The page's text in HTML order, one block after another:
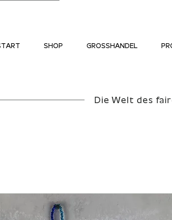
SHOP GROSSHANDEL
Die Welt des